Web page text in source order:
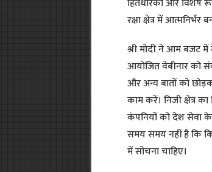
हितधारकों और विशेष
रक्षा क्षेत्र में
श्री मोदी ने आम बजट में
आयोजित वेबीनार को
और अन्य बातों को
काम करें। निजी क्षेत्र
कंपनियों को देश सेवा के
समय समय नहीं है कि
में सोचना चाहिए।